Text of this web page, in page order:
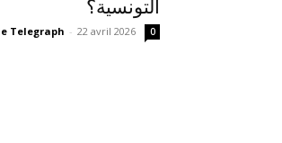
التونسية؟
Telegraph - 22 avril 2026 0